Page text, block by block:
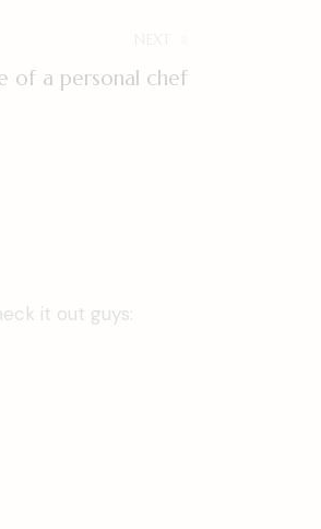
of a personal chef
it out guys: